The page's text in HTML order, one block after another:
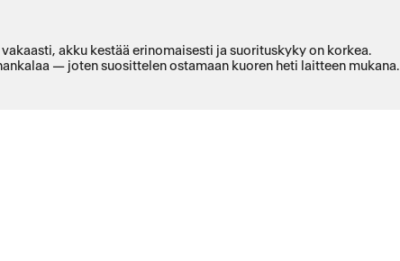
akku kestää erinomaisesti ja suorituskyky on korkea.
— joten suosittelen ostamaan kuoren heti laitteen mukana.